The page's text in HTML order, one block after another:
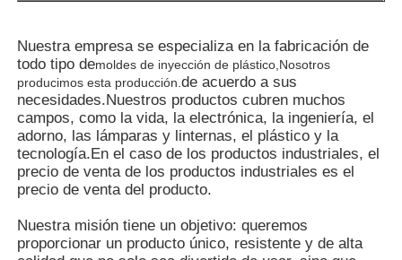
Molde de piezas de coche
Molde de piezas de automóviles de plástico
Moldeo por inyección automotriz
moldeo a presión tirado doble
Nuestra empresa se especializa en la fabricación de
todo tipo demoldes de inyección de plástico Nosotros
producimos esta producción.de acuerdo a sus
necesidades.Nuestros productos cubren muchos
campos, como la vida, la electrónica, la ingeniería, el
adorno, las lámparas y linternas, el plástico y la
tecnología.En el caso de los productos industriales, el
precio de venta de los productos industriales es el
precio de venta del producto.
Nuestra misión tiene un objetivo: queremos
proporcionar un producto único, resistente y de alta